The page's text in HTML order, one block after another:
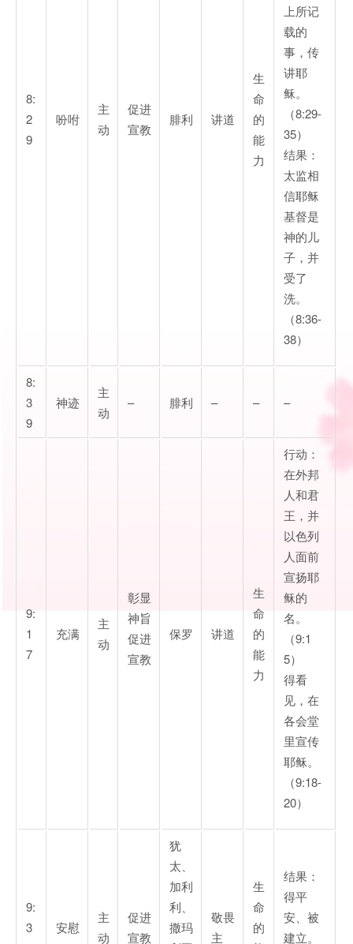
8:
2
9
吩咐
主
动
促进
宣教
腓利 讲道
生
命
的
能
力
上所记
载的
事，传
讲耶
稣。
（8:29-
35）
结果：
太监相
信耶稣
基督是
神的儿
子，并
受了
洗。
（8:36-
38）
8:
3
9
神迹
主
动
– 腓利 – – –
9:
1
7
充满
主
动
彰显
神旨
促进
宣教
保罗 讲道
生
命
的
能
力
行动：
在外邦
人和君
王，并
以色列
人面前
宣扬耶
稣的
名。
（9:1
5）
得看
见，在
各会堂
里宣传
耶稣。
（9:18-
20）
9:
3
安慰
主
动
促进
宣教
犹
太、
加利
利、
撒玛
敬畏
主
生
命
的
结果：
得平
安、被
建立。